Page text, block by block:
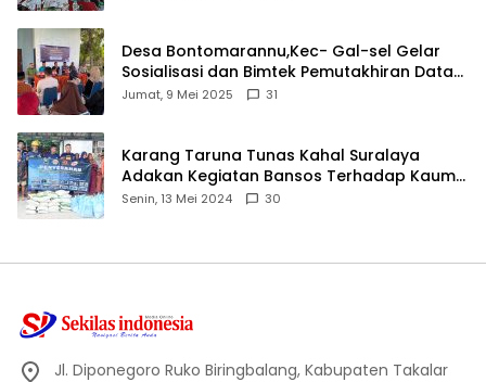
Desa Bontomarannu,Kec- Gal-sel Gelar
Sosialisasi dan Bimtek Pemutakhiran Data
ID
Jumat, 9 Mei 2025 31
Karang Taruna Tunas Kahal Suralaya
Adakan Kegiatan Bansos Terhadap Kaum
Dhuafa dan Anak Yatim-Piatu
Senin, 13 Mei 2024 30
Jl. Diponegoro Ruko Biringbalang, Kabupaten Takalar